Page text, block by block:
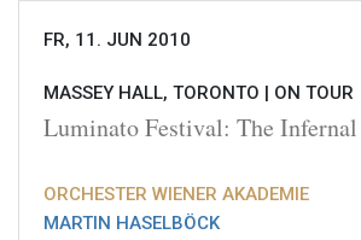
FR, 11. JUN 2010
MASSEY HALL, TORONTO | ON TOUR
Luminato Festival: The
ORCHESTER WIENER AKADEMIE
MARTIN HASELBÖCK